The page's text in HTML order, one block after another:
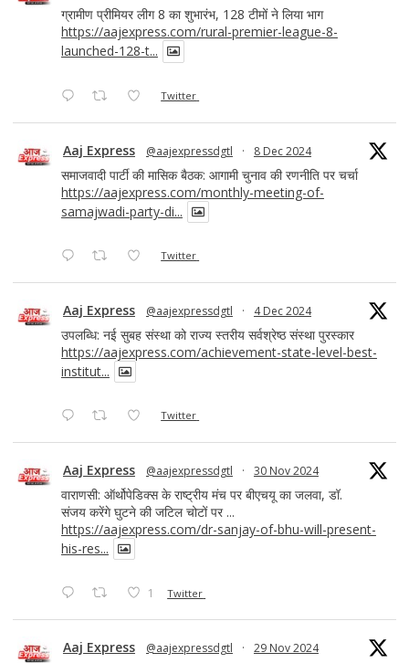
ग्रामीण प्रीमियर लीग 8 का शुभारंभ, 128 टीमों ने लिया भाग
https://aajexpress.com/rural-premier-league-8-
launched-128-t...
Twitter
Aaj Express @aajexpressdgtl · 8 Dec 2024
समाजवादी पार्टी की मासिक बैठक: आगामी चुनाव की रणनीति पर चर्चा
https://aajexpress.com/monthly-meeting-of-
samajwadi-party-di...
Twitter
Aaj Express @aajexpressdgtl · 4 Dec 2024
उपलब्धि: नई सुबह संस्था को राज्य स्तरीय सर्वश्रेष्ठ संस्था पुरस्कार
https://aajexpress.com/achievement-state-level-best-
institut...
Twitter
Aaj Express @aajexpressdgtl · 30 Nov 2024
वाराणसी: ऑर्थोपेडिक्स के राष्ट्रीय मंच पर बीएचयू का जलवा, डॉ.
संजय करेंगे घुटने की जटिल चोटों पर ...
https://aajexpress.com/dr-sanjay-of-bhu-will-present-
his-res...
1 Twitter
Aaj Express @aajexpressdgtl · 29 Nov 2024